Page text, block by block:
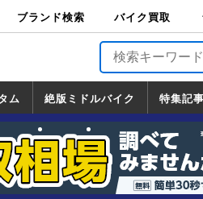
ブランド検索 バイク買取
バイク買取
ム
ム
キ
絶版ミドルバイク
絶版ミドルバイク
一覧
ホンダ
ヤマハ
スズキ
カワサキ
特集記事
道の駅調査隊
ツーリング情報局
日本の道50選
国道めぐり
林道ツーリング